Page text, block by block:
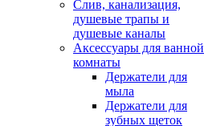
Слив, канализация,
душевые трапы и
душевые каналы
Аксессуары для ванной
комнаты
Держатели для
мыла
Держатели для
зубных щеток